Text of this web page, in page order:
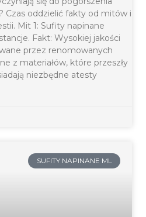
Czas oddzielić fakty od mitów i
Mit 1: Sufity napinane
Fakt: Wysokiej jakości
przez renomowanych
z materiałów, które przeszły
niezbędne atesty
SUFITY NAPINANE ML